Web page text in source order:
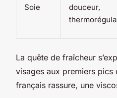
Soie
douceur,
La quête de fraîcheur
visages aux premiers pics
français rassure, une